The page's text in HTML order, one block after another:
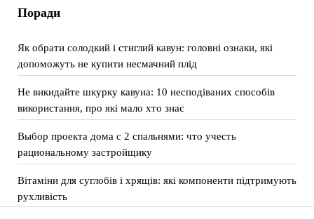
Поради
Як обрати солодкий і стиглий кавун: головні ознаки, які
допоможуть не купити несмачний плід
Не викидайте шкурку кавуна: 10 несподіваних способів
використання, про які мало хто знає
Выбор проекта дома с 2 спальнями: что учесть
рациональному застройщику
Вітаміни для суглобів і хрящів: які компоненти підтримують
рухливість